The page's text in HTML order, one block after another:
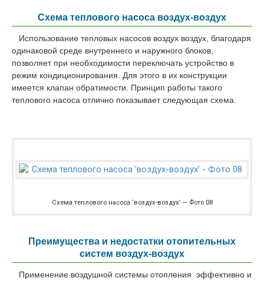
Схема теплового насоса воздух-воздух
Использование тепловых насосов воздух воздух, благодаря
одинаковой среде внутреннего и наружного блоков,
позволяет при необходимости переключать устройство в
режим кондиционирования. Для этого в их конструкции
имеется клапан обратимости. Принцип работы такого
теплового насоса отлично показывает следующая схема.
Схема теплового насоса ‘воздух-воздух’ — Фото 08
Преимущества и недостатки отопительных
систем воздух-воздух
Применение воздушной системы отопления эффективно и